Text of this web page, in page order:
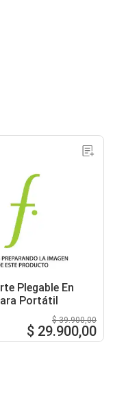
Plegable En
Portátil
$ 39.900,00
$ 29.900,00